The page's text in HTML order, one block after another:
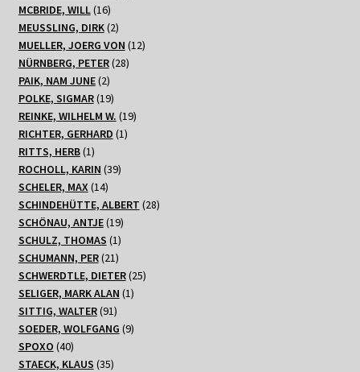
MCBRIDE, WILL 1616
Produkte
MEUSSLING, DIRK 22
Produkte
MUELLER, JOERG VON 1212
NÜRNBERG, PETER 2828
PAIK, NAM JUNE 22
Produkte
POLKE, SIGMAR 1919
Produkte
REINKE, WILHELM W. 1919
RICHTER, GERHARD 11
RITTS, HERB 11
Produkt
ROCHOLL, KARIN 3939
SCHELER, MAX 1414
Produkte
SCHINDEHÜTTE, ALBERT 2828
SCHÖNAU, ANTJE 1919
Produkte
SCHULZ, THOMAS 11
Produkt
SCHUMANN, PER 2121
Produkte
SCHWERDTLE, DIETER 2525
SELIGER, MARK ALAN 11
SITTIG, WALTER 9191
Produkte
SOEDER, WOLFGANG 99
SPOXO 4040
Produkte
STAECK, KLAUS 3535